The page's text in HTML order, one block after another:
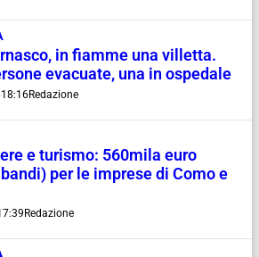
in fiamme una villetta.
evacuate, una in ospedale
18:16Redazione
e turismo: 560mila euro
per le imprese di Como e
Redazione